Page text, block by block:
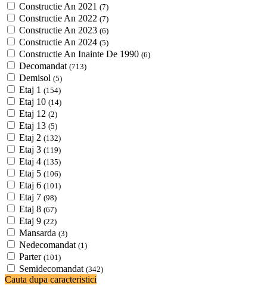
Constructie An 2021 (7)
Constructie An 2022 (7)
Constructie An 2023 (6)
Constructie An 2024 (5)
Constructie An Inainte De 1990 (6)
Decomandat (713)
Demisol (5)
Etaj 1 (154)
Etaj 10 (14)
Etaj 12 (2)
Etaj 13 (5)
Etaj 2 (132)
Etaj 3 (119)
Etaj 4 (135)
Etaj 5 (106)
Etaj 6 (101)
Etaj 7 (98)
Etaj 8 (67)
Etaj 9 (22)
Mansarda (3)
Nedecomandat (1)
Parter (101)
Semidecomandat (342)
Cauta dupa caracteristici